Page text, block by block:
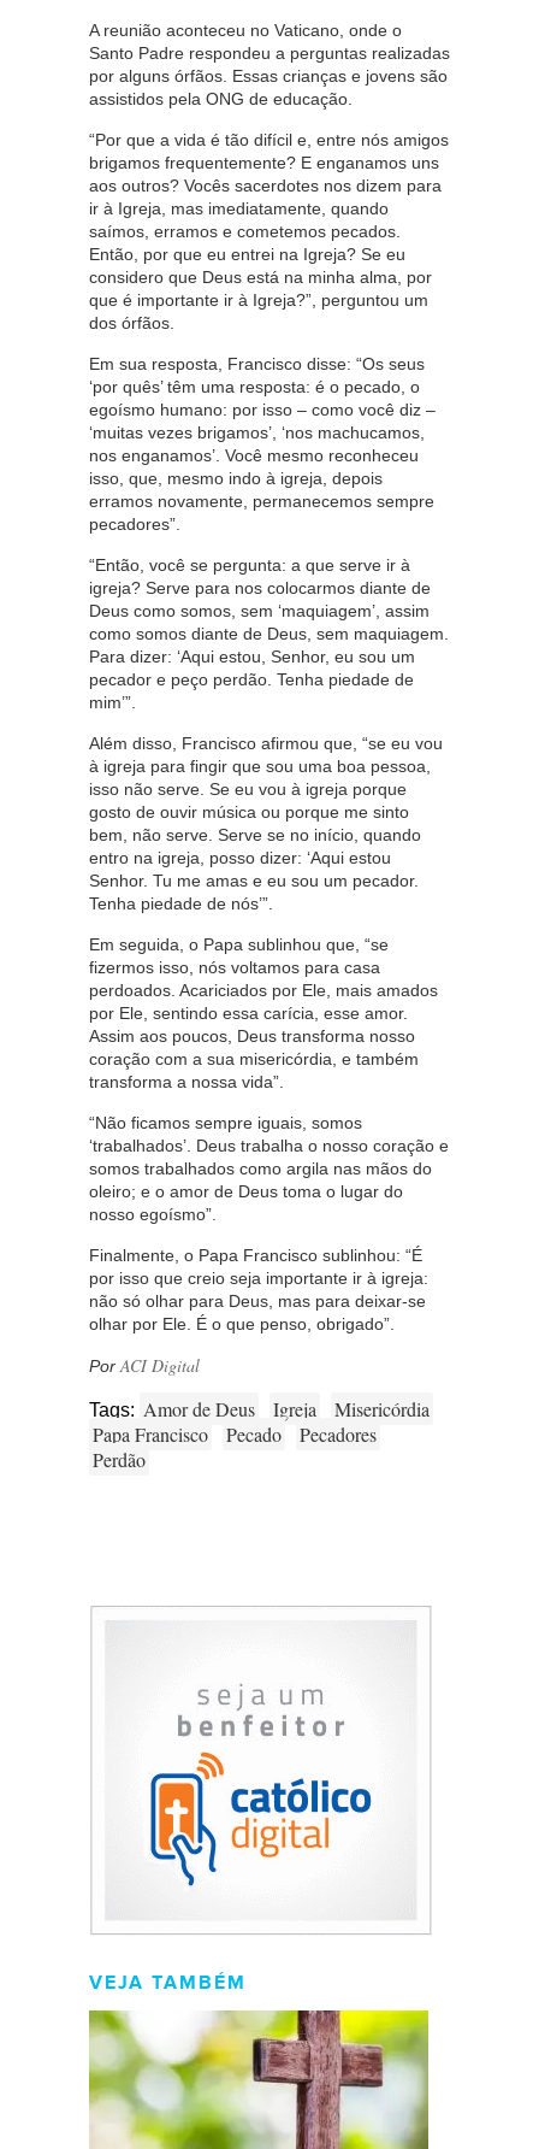
A reunião aconteceu no Vaticano, onde o
Santo Padre respondeu a perguntas realizadas
por alguns órfãos. Essas crianças e jovens são
assistidos pela ONG de educação.
“Por que a vida é tão difícil e, entre nós amigos
brigamos frequentemente? E enganamos uns
aos outros? Vocês sacerdotes nos dizem para
ir à Igreja, mas imediatamente, quando
saímos, erramos e cometemos pecados.
Então, por que eu entrei na Igreja? Se eu
considero que Deus está na minha alma, por
que é importante ir à Igreja?”, perguntou um
dos órfãos.
Em sua resposta, Francisco disse: “Os seus
‘por quês’ têm uma resposta: é o pecado, o
egoísmo humano: por isso – como você diz –
‘muitas vezes brigamos’, ‘nos machucamos,
nos enganamos’. Você mesmo reconheceu
isso, que, mesmo indo à igreja, depois
erramos novamente, permanecemos sempre
pecadores”.
“Então, você se pergunta: a que serve ir à
igreja? Serve para nos colocarmos diante de
Deus como somos, sem ‘maquiagem’, assim
como somos diante de Deus, sem maquiagem.
Para dizer: ‘Aqui estou, Senhor, eu sou um
pecador e peço perdão. Tenha piedade de
mim’”.
Além disso, Francisco afirmou que, “se eu vou
à igreja para fingir que sou uma boa pessoa,
isso não serve. Se eu vou à igreja porque
gosto de ouvir música ou porque me sinto
bem, não serve. Serve se no início, quando
entro na igreja, posso dizer: ‘Aqui estou
Senhor. Tu me amas e eu sou um pecador.
Tenha piedade de nós’”.
Em seguida, o Papa sublinhou que, “se
fizermos isso, nós voltamos para casa
perdoados. Acariciados por Ele, mais amados
por Ele, sentindo essa carícia, esse amor.
Assim aos poucos, Deus transforma nosso
coração com a sua misericórdia, e também
transforma a nossa vida”.
“Não ficamos sempre iguais, somos
‘trabalhados’. Deus trabalha o nosso coração e
somos trabalhados como argila nas mãos do
oleiro; e o amor de Deus toma o lugar do
nosso egoísmo”.
Finalmente, o Papa Francisco sublinhou: “É
por isso que creio seja importante ir à igreja:
não só olhar para Deus, mas para deixar-se
olhar por Ele. É o que penso, obrigado”.
Por ACI Digital
Tags: Amor de Deus Igreja
Misericórdia
Papa Francisco
Pecado
Pecadores
Perdão
VEJA TAMBÉM